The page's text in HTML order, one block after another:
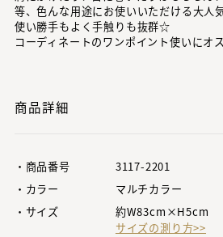
等、色んな用途にお使いいただける大人
使い勝手もよく手触りも抜群☆
コーディネートのワンポイント使いにオ
商品詳細
・商品番号
3117-2201
・カラー
マルチカラー
・サイズ
約W83cm×H5cm
サイズの測り方>>